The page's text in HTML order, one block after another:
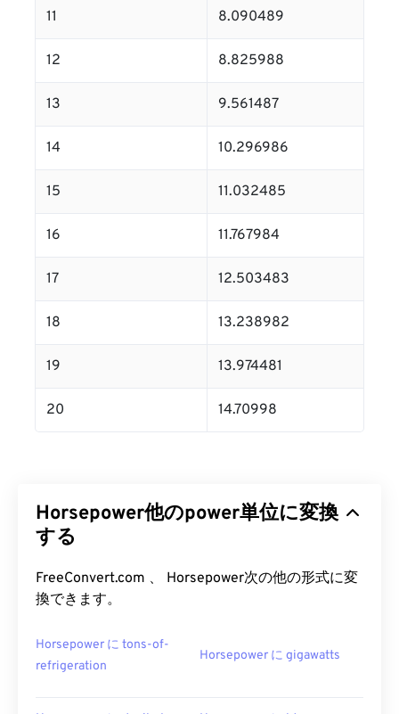
11 8.090489
12 8.825988
13 9.561487
14 10.296986
15 11.032485
16 11.767984
17 12.503483
18 13.238982
19 13.974481
20 14.70998
Horsepower他のpower単位に変換
する
FreeConvert.com 、 Horsepower次の他の形式に変
換できます。
Horsepower に tons-of-
refrigeration
Horsepower に gigawatts